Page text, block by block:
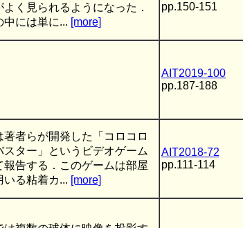
よく見られるようになった．
中には単に... [more]
pp.150-151
AIT2019-100
pp.187-188
著者らが開発した「コロコロ
スター」というビデオゲーム
報告する．このゲームは部屋
いる粘着カ... [more]
AIT2018-72
pp.111-114